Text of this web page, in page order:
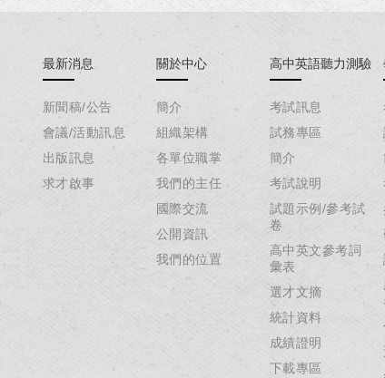
最新消息
新聞稿/公告
會議/活動訊息
出版訊息
求才啟事
關於中心
簡介
組織架構
各單位職掌
我們的主任
國際交流
公開資訊
我們的位置
高中英語聽力測驗
考試訊息
試務專區
簡介
考試說明
試題示例/參考試
卷
高中英文參考詞
彙表
選才文摘
統計資料
成績證明
下載專區